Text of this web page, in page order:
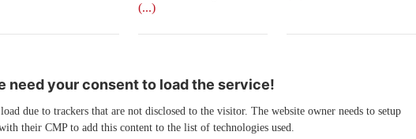
(...)
need your consent to load the service!
due to trackers that are not disclosed to the visitor. The website owner needs to setup
their CMP to add this content to the list of technologies used.